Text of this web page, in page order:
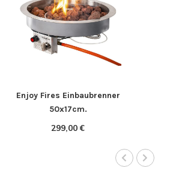
Enjoy Fires Einbaubrenner
50x17cm.
299,00 €